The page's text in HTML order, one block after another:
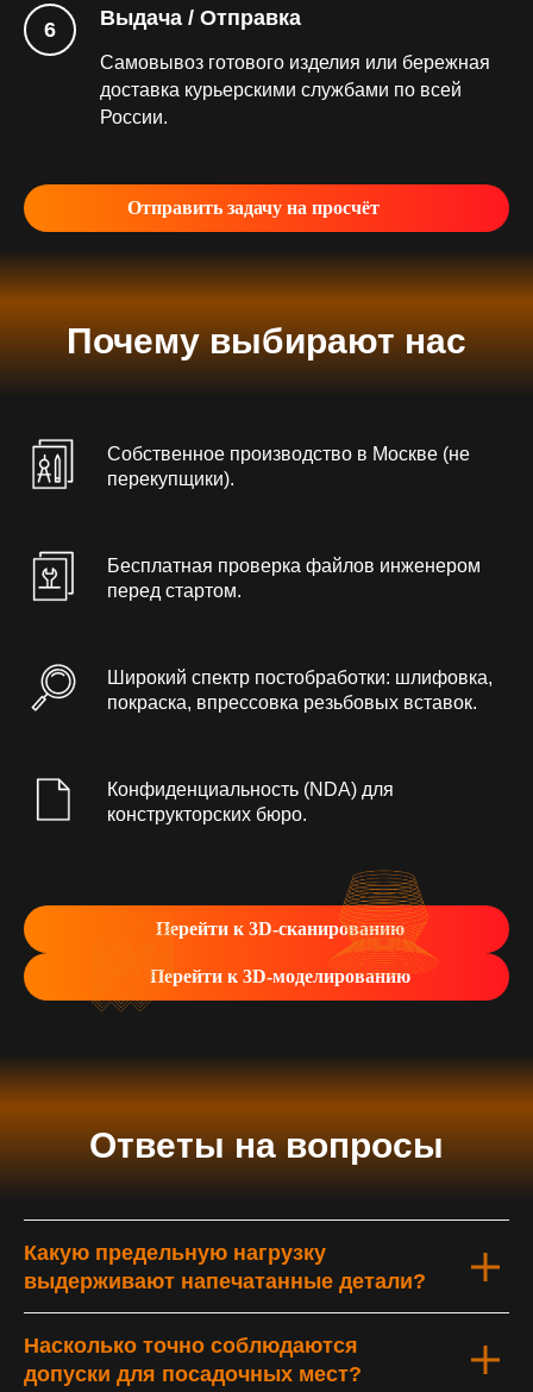
Выдача / Отправка
Самовывоз готового изделия или бережная
доставка курьерскими службами по всей
России.
Отправить задачу на просчёт
Почему выбирают нас
Собственное производство в Москве (не
перекупщики).
Бесплатная проверка файлов инженером
перед стартом.
Широкий спектр постобработки: шлифовка,
покраска, впрессовка резьбовых вставок.
Конфиденциальность (NDA) для
конструкторских бюро.
Перейти к 3D-сканированию
Перейти к 3D-моделированию
Ответы на вопросы
Какую предельную нагрузку
выдерживают напечатанные детали?
Насколько точно соблюдаются
допуски для посадочных мест?